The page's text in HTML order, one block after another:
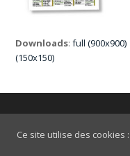
Downloads:full (900x900)
(150x150)
Ce site utilise des cookies :